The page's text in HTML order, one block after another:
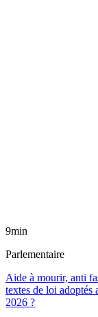
9min
Parlementaire
Aide à mourir, anti
textes de loi adoptés
2026 ?